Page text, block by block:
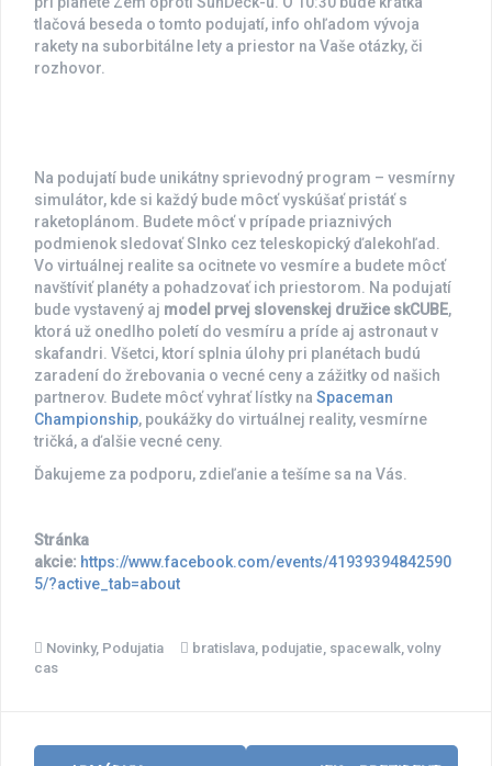
tlačová beseda o tomto podujatí, info ohľadom vývoja
rakety na suborbitálne lety a priestor na Vaše otázky, či
rozhovor.
Na podujatí bude unikátny sprievodný program – vesmírny
simulátor, kde si každý bude môcť vyskúšať pristáť s
raketoplánom. Budete môcť v prípade priaznivých
podmienok sledovať Slnko cez teleskopický ďalekohľad.
Vo virtuálnej realite sa ocitnete vo vesmíre a budete môcť
navštíviť planéty a pohadzovať ich priestorom. Na podujatí
bude vystavený aj model prvej slovenskej družice skCUBE,
ktorá už onedlho poletí do vesmíru a príde aj astronaut v
skafandri. Všetci, ktorí splnia úlohy pri planétach budú
zaradení do žrebovania o vecné ceny a zážitky od našich
partnerov. Budete môcť vyhrať lístky na Spaceman
Championship, poukážky do virtuálnej reality, vesmírne
tričká, a ďalšie vecné ceny.
Ďakujeme za podporu, zdieľanie a tešíme sa na Vás.
Stránka
akcie: https://www.facebook.com/events/41939394842590
5/?active_tab=about
Novinky, Podujatia bratislava, podujatie, spacewalk, volny
cas